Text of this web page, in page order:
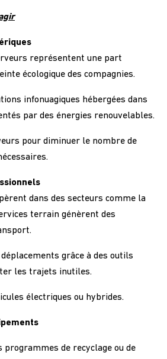
représentent une part
écologique des compagnies.
infonuagiques hébergées dans
par des énergies renouvelables.
pour diminuer le nombre de
dans des secteurs comme la
terrain génèrent des
grâce à des outils
les trajets inutiles.
électriques ou hybrides.
programmes de recyclage ou de